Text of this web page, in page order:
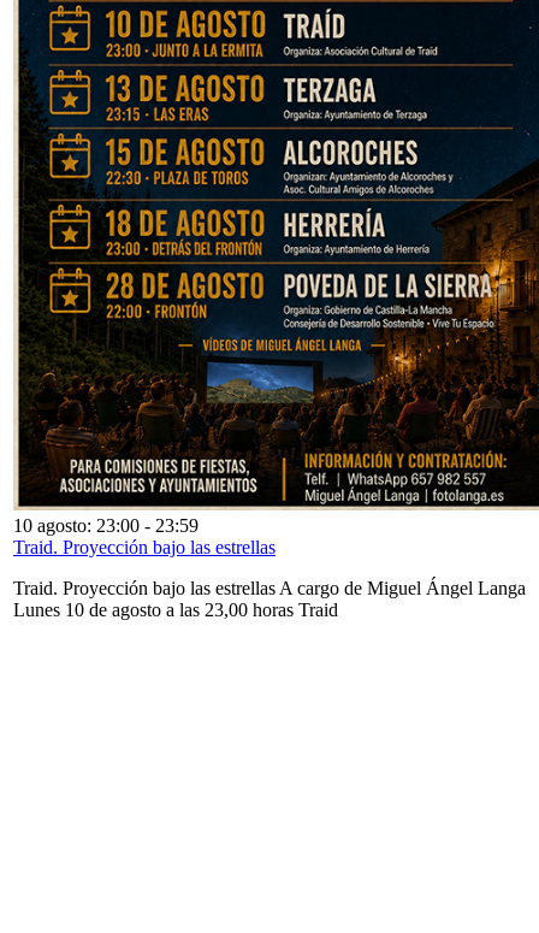
10 agosto: 23:00 - 23:59
Traid. Proyección bajo las estrellas
Traid. Proyección bajo las estrellas A cargo de Miguel Ángel Langa
Lunes 10 de agosto a las 23,00 horas Traid